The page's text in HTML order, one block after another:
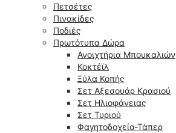
Πετσέτες
Πινακίδες
Ποδιές
Πρωτότυπα Δώρα
Ανοιχτήρια Μπουκαλιών
Κοκτέϊλ
Ξύλα Κοπής
Σετ Αξεσουάρ Κρασιού
Σετ Ηλιοφάνειας
Σετ Τυριού
Φαγητοδοχεία-Τάπερ